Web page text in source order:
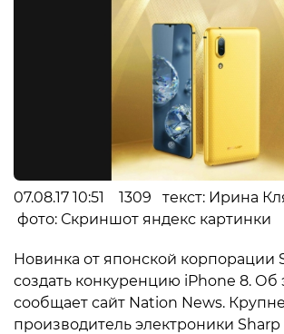
07.08.17 10:51 1309 текст: Ирина
фото: Скриншот яндекс картинки
Новинка от японской корпорации
создать конкуренцию iPhone 8. Об
сообщает сайт Nation News.
производитель электроники Sharp